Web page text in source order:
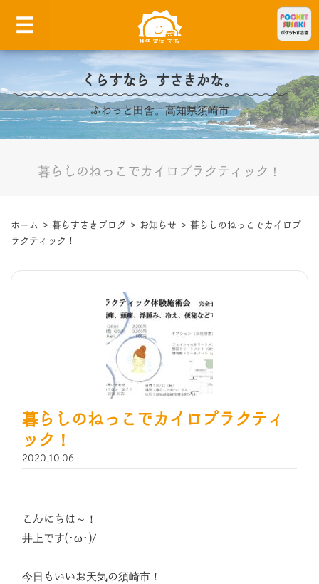
くらすなら すさきかな。
ふわっと田舎。高知県須崎市
暮らしのねっこでカイロプラクティック！
ホーム > 暮らすさきブログ > お知らせ > 暮らしのねっこでカイロプ
ラクティック！
暮らしのねっこでカイロプラクティ
ック！
2020.10.06
こんにちは～！
井上です(･ω･)/
今日もいいお天気の須崎市！